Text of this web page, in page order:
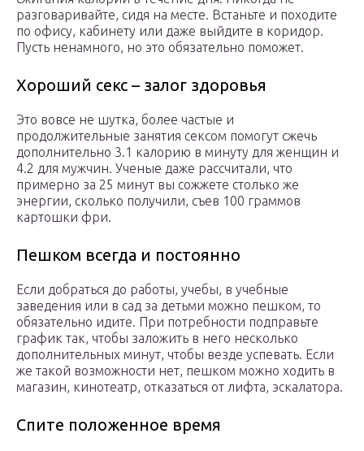
разговаривайте, сидя на месте. Встаньте и походите
по офису, кабинету или даже выйдите в коридор.
Пусть ненамного, но это обязательно поможет.
Хороший секс – залог здоровья
Это вовсе не шутка, более частые и
продолжительные занятия сексом помогут сжечь
дополнительно 3.1 калорию в минуту для женщин и
4.2 для мужчин. Ученые даже рассчитали, что
примерно за 25 минут вы сожжете столько же
энергии, сколько получили, съев 100 граммов
картошки фри.
Пешком всегда и постоянно
Если добраться до работы, учебы, в учебные
заведения или в сад за детьми можно пешком, то
обязательно идите. При потребности подправьте
график так, чтобы заложить в него несколько
дополнительных минут, чтобы везде успевать. Если
же такой возможности нет, пешком можно ходить в
магазин, кинотеатр, отказаться от лифта, эскалатора.
Спите положенное время